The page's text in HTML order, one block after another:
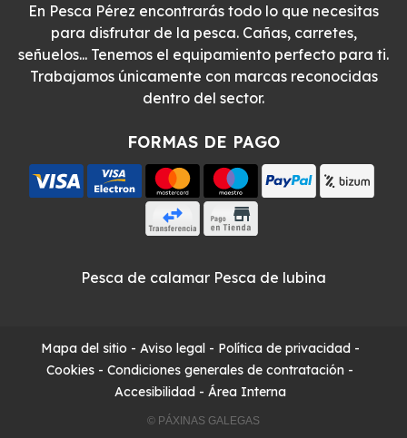
En Pesca Pérez encontrarás todo lo que necesitas
para disfrutar de la pesca. Cañas, carretes,
señuelos... Tenemos el equipamiento perfecto para ti.
Trabajamos únicamente con marcas reconocidas
dentro del sector.
FORMAS DE PAGO
Pesca de calamar Pesca de lubina
Mapa del sitio - Aviso legal- Política de privacidad-
Cookies - Condiciones generales de contratación -
Accesibilidad- Área Interna
© PÁXINAS GALEGAS